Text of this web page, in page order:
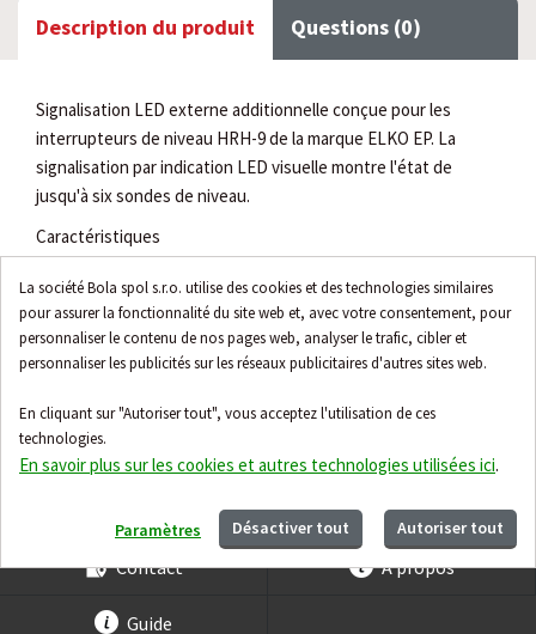
La société Bola spol s.r.o. utilise des cookies et des technologies similaires
pour assurer la fonctionnalité du site web et, avec votre consentement, pour
personnaliser le contenu de nos pages web, analyser le trafic, cibler et
personnaliser les publicités sur les réseaux publicitaires d'autres sites web.
En cliquant sur "Autoriser tout", vous acceptez l'utilisation de ces
technologies.
En savoir plus sur les cookies et autres technologies utilisées ici.
Paramètres Désactiver tout Autoriser tout
Description du produit Questions (0)
Signalisation LED externe additionnelle conçue pour les
interrupteurs de niveau HRH-9 de la marque ELKO EP. La
signalisation par indication LED visuelle montre l'état de
jusqu'à six sondes de niveau.
Caractéristiques
protection IP 65
passe-câble pour le câble d'alimentation
signalisation de l'état de jusqu'à 6 sondes
Contact À propos
Guide